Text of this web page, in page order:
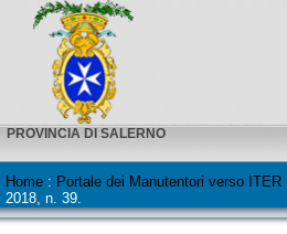
PROVINCIA DI SALERNO
Home : Portale dei Manutentori verso ITER
2018, n. 39.